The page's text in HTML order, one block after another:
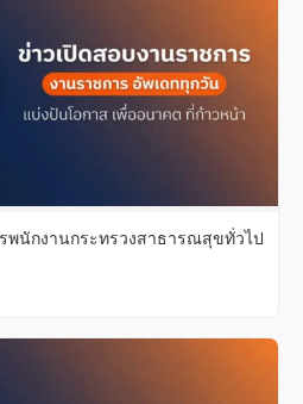
พนักงานกระทรวงสาธารณสุขทั่วไป